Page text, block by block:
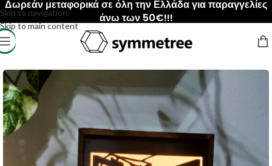
Skip to navigation
Skip to main content
Δωρεάν μεταφορικά σε όλη την Ελλάδα για παραγγελίες
άνω των 50€!!!
Αρχική σελίδα ΠΡΟΙΟΝΤΑ/Φωτιστικά